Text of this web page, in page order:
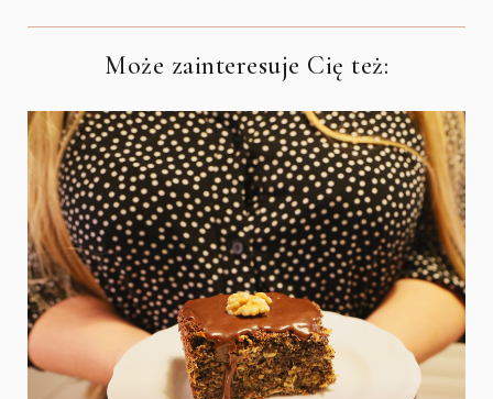
Może zainteresuje Cię też: